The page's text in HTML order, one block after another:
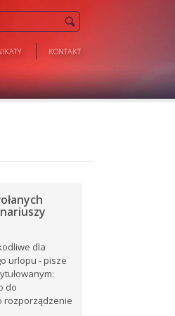
KONTAKT
dla
urlopu - pisze
do
rozporządzenie